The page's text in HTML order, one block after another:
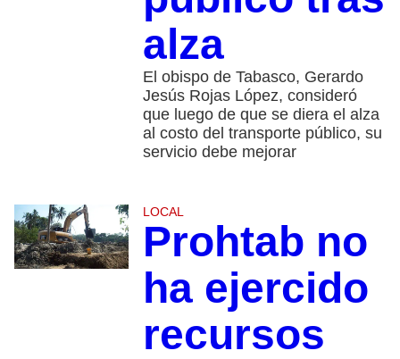
alza
El obispo de Tabasco, Gerardo
Jesús Rojas López, consideró
que luego de que se diera el alza
al costo del transporte público, su
servicio debe mejorar
LOCAL
Prohtab no
ha ejercido
recursos